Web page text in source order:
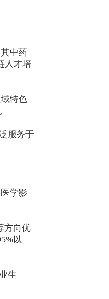
中药
人才培
特色
服务于
学影
方向优
以
生